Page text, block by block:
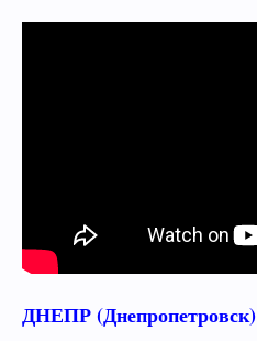
ДНЕПР (Днепропетровск)